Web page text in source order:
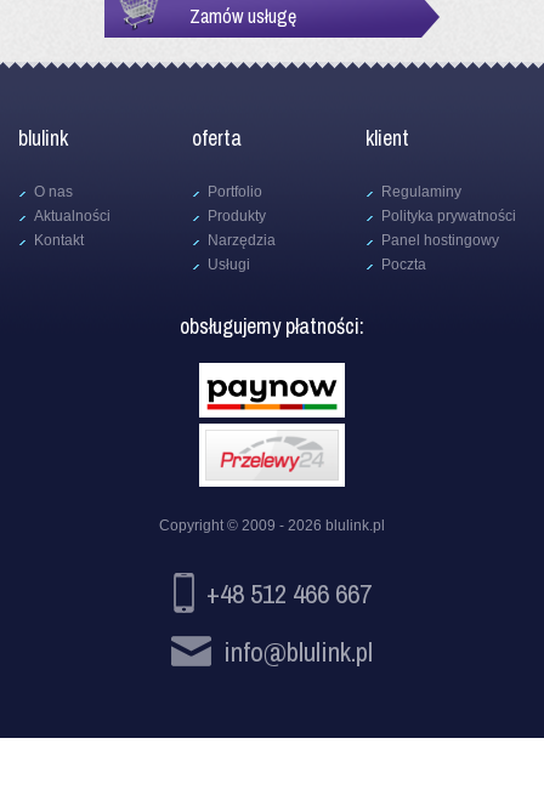
Zamów usługę
blulink
O nas
Aktualności
Kontakt
oferta
Portfolio
Produkty
Narzędzia
Usługi
klient
Regulaminy
Polityka prywatności
Panel hostingowy
Poczta
obsługujemy płatności:
Copyright © 2009 - 2026 blulink.pl
+48 512 466 667
info@blulink.pl